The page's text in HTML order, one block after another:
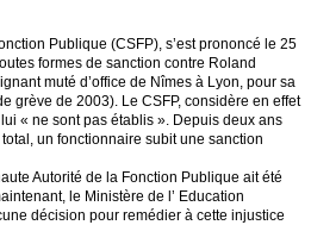
Publique (CSFP), s’est prononcé le 25
formes de sanction contre Roland
muté d’office de Nîmes à Lyon, pour sa
grève de 2003). Le CSFP, considère en effet
« ne sont pas établis ». Depuis deux ans
un fonctionnaire subit une sanction
Autorité de la Fonction Publique ait été
le Ministère de l’ Education
décision pour remédier à cette injustice